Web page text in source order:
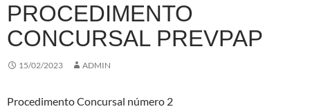
PROCEDIMENTO
CONCURSAL PREVPAP
15/02/2023 ADMIN
Procedimento Concursal número 2